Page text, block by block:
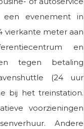
een evenement in
vierkante meter aan
en
tegen betaling
(24 uur
bij het treinstation.
voorzieningen
Andere